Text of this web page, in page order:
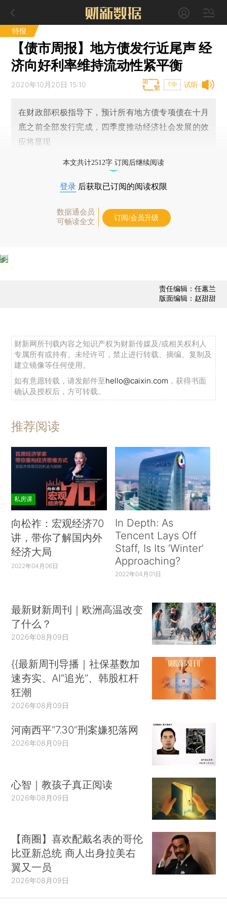
特报
【债市周报】地方债发行近尾声 经
济向好利率维持流动性紧平衡
试听
2020年10月20日 15:10 T中
在财政部积极指导下，预计所有地方债专项债在十月
底之前全部发行完成，四季度推动经济社会发展的效
应将显现
本文共计2512字 订阅后继续阅读
登录 后获取已订阅的阅读权限
数据通会员
可畅读全文
订阅/会员升级
责任编辑：任蕙兰
版面编辑：赵甜甜
财新网所刊载内容之知识产权为财新传媒及/或相关权利人
专属所有或持有。未经许可，禁止进行转载、摘编、复制及
建立镜像等任何使用。
如有意愿转载，请发邮件至hello@caixin.com ，获得书面
确认及授权后，方可转载。
推荐阅读
私房课
向松祚：宏观经济70
讲，带你了解国内外
经济大局
2022年04月06日
In Depth: As
Tencent Lays Off
Staff, Is Its ‘Winter’
Approaching?
2022年04月01日
最新财新周刊｜欧洲高温改变
了什么？
2026年08月09日
{{最新周刊导播｜社保基数加
速夯实、AI“追光”、韩股杠杆
狂潮
2026年08月09日
河南西平“7.30”刑案嫌犯落网
2026年08月09日
心智｜教孩子真正阅读
2026年08月09日
【商圈】喜欢配戴名表的哥伦
比亚新总统 商人出身拉美右
翼又一员
2026年08月09日